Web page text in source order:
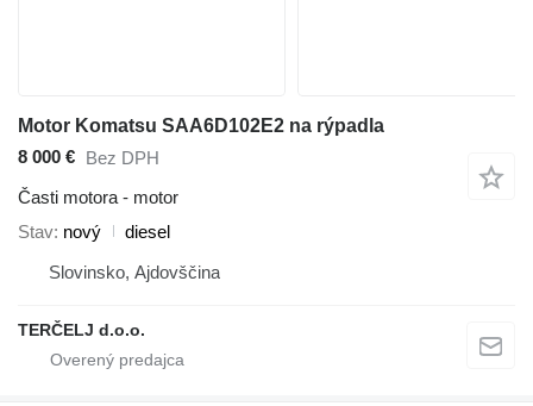
Motor Komatsu SAA6D102E2 na rýpadla
8 000 € Bez DPH
Časti motora - motor
Stav nový
diesel
Slovinsko, Ajdovščina
TERČELJ d.o.o.